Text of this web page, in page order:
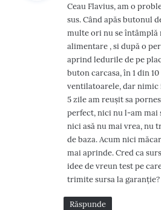
n
e
:
Ceau Flavius, am o
sus. Când apăs butonul
multe ori nu se întâmplă
alimentare , si după o
aprind ledurile de pe
buton carcasa, în 1 din
ventilatoarele, dar nimic
5 zile am reușit sa
perfect, nici nu l-am mai
nici asă nu mai vrea, nu
de baza. Acum nici
mai aprinde. Cred ca
idee de vreun test pe
trimite sursa la garanție?
Răspunde